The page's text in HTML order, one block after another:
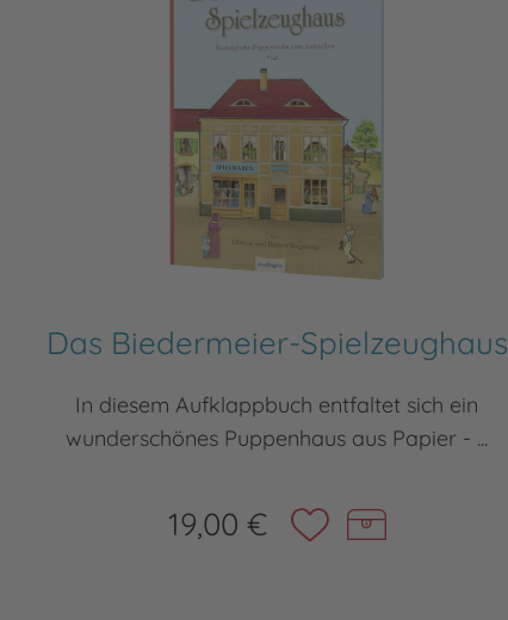
Das Biedermeier-Spielzeughaus
In diesem Aufklappbuch entfaltet sich ein
wunderschönes Puppenhaus aus Papier - ...
19,00 €